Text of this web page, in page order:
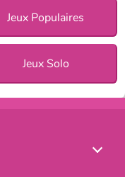
Jeux Populaires
Jeux Solo